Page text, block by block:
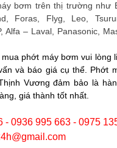
bơm trên thị trường như
Foras, Flyg, Leo,
Alfa – Laval, Panasonic,
phớt máy bơm vui lòng
và báo giá cụ thể. Phớt
Vương đảm bảo là
giá thành tốt nhất.
- 0936 995 663 - 0975